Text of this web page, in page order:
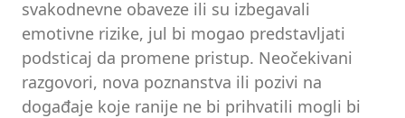
svakodnevne obaveze ili su izbegavali
emotivne rizike, jul bi mogao predstavljati
podsticaj da promene pristup. Neočekivani
razgovori, nova poznanstva ili pozivi na
događaje koje ranije ne bi prihvatili mogli bi